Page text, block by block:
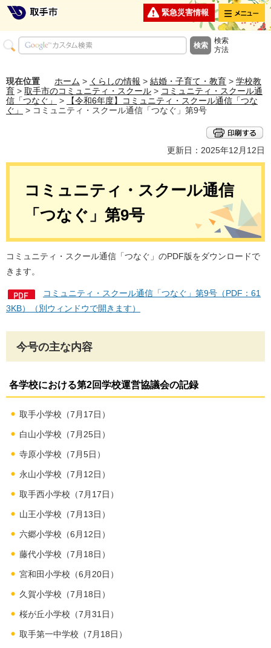
緊急災害情報 メニュー
検索
方法
現在位置 ホーム > くらしの情報 > 結婚・子育て・教育 > 学校教
育 > 取手市のコミュニティ・スクール > コミュニティ・スクール通
信「つなぐ」
>
【令和6年度】コミュニティ・スクール通信「つな
ぐ」
> コミュニティ・スクール通信「つなぐ」第9号
更新日：2025年12月12日
コミュニティ・スクール通信
「つなぐ」第9号
コミュニティ・スクール通信「つなぐ」のPDF版をダウンロードで
きます。
コミュニティ・スクール通信「つなぐ」第9号（PDF：61
3KB）（別ウィンドウで開きます）
今号の主な内容
各学校における第2回学校運営協議会の記録
取手小学校（7月17日）
白山小学校（7月25日）
寺原小学校（7月5日）
永山小学校（7月12日）
取手西小学校（7月17日）
山王小学校（7月13日）
六郷小学校（6月12日）
藤代小学校（7月18日）
宮和田小学校（6月20日）
久賀小学校（7月18日）
桜が丘小学校（7月31日）
取手第一中学校（7月18日）